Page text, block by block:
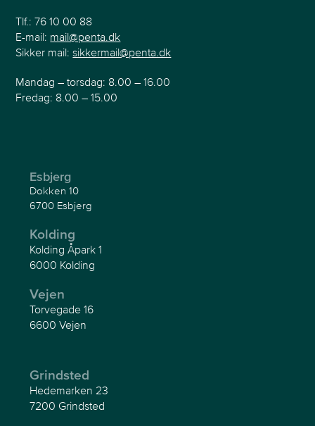
Tlf.:76 10 00 88
E-mail: mail@penta.dk
Sikker mail:sikkermail@penta.dk
Mandag – torsdag: 8.00 – 16.00
Fredag: 8.00 – 15.00
Esbjerg
Dokken 10
6700 Esbjerg
Kolding
Kolding Åpark 1
6000 Kolding
Vejen
Torvegade 16
6600 Vejen
Grindsted
Hedemarken 23
7200 Grindsted